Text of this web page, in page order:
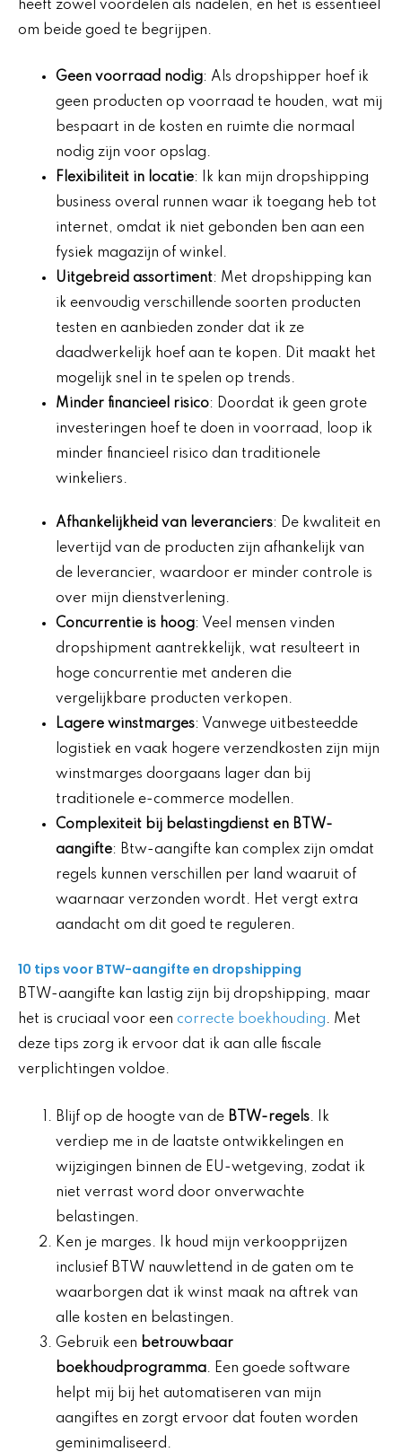
heeft zowel voordelen als nadelen, en het is essentieel
om beide goed te begrijpen.
Geen voorraad nodig: Als dropshipper hoef ik
geen producten op voorraad te houden, wat mij
bespaart in de kosten en ruimte die normaal
nodig zijn voor opslag.
Flexibiliteit in locatie: Ik kan mijn dropshipping
business overal runnen waar ik toegang heb tot
internet, omdat ik niet gebonden ben aan een
fysiek magazijn of winkel.
Uitgebreid assortiment: Met dropshipping kan
ik eenvoudig verschillende soorten producten
testen en aanbieden zonder dat ik ze
daadwerkelijk hoef aan te kopen. Dit maakt het
mogelijk snel in te spelen op trends.
Minder financieel risico: Doordat ik geen grote
investeringen hoef te doen in voorraad, loop ik
minder financieel risico dan traditionele
winkeliers.
Afhankelijkheid van leveranciers: De kwaliteit en
levertijd van de producten zijn afhankelijk van
de leverancier, waardoor er minder controle is
over mijn dienstverlening.
Concurrentie is hoog: Veel mensen vinden
dropshipment aantrekkelijk, wat resulteert in
hoge concurrentie met anderen die
vergelijkbare producten verkopen.
Lagere winstmarges: Vanwege uitbesteedde
logistiek en vaak hogere verzendkosten zijn mijn
winstmarges doorgaans lager dan bij
traditionele e-commerce modellen.
Complexiteit bij belastingdienst en BTW-
aangifte: Btw-aangifte kan complex zijn omdat
regels kunnen verschillen per land waaruit of
waarnaar verzonden wordt. Het vergt extra
aandacht om dit goed te reguleren.
10 tips voor BTW-aangifte en dropshipping
BTW-aangifte kan lastig zijn bij dropshipping, maar
het is cruciaal voor een correcte boekhouding. Met
deze tips zorg ik ervoor dat ik aan alle fiscale
verplichtingen voldoe.
Blijf op de hoogte van de BTW-regels. Ik
verdiep me in de laatste ontwikkelingen en
wijzigingen binnen de EU-wetgeving, zodat ik
niet verrast word door onverwachte
belastingen.
Ken je marges. Ik houd mijn verkoopprijzen
inclusief BTW nauwlettend in de gaten om te
waarborgen dat ik winst maak na aftrek van
alle kosten en belastingen.
Gebruik een betrouwbaar
boekhoudprogramma. Een goede software
helpt mij bij het automatiseren van mijn
aangiftes en zorgt ervoor dat fouten worden
geminimaliseerd.